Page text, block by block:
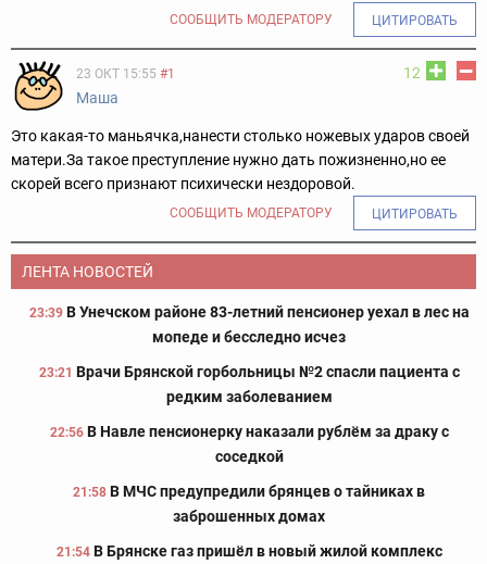
СООБЩИТЬ МОДЕРАТОРУ ЦИТИРОВАТЬ
12
23 ОКТ 15:55 #1
Маша
Это какая-то маньячка,нанести столько ножевых ударов своей
матери.За такое преступление нужно дать пожизненно,но ее
скорей всего признают психически нездоровой.
СООБЩИТЬ МОДЕРАТОРУ ЦИТИРОВАТЬ
ЛЕНТА НОВОСТЕЙ
23:39 В Унечском районе 83-летний пенсионер уехал в лес на
мопеде и бесследно исчез
23:21 Врачи Брянской горбольницы №2 спасли пациента с
редким заболеванием
22:56 В Навле пенсионерку наказали рублём за драку с
соседкой
21:58 В МЧС предупредили брянцев о тайниках в
заброшенных домах
21:54 В Брянске газ пришёл в новый жилой комплекс